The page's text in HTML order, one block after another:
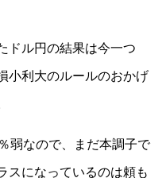
ドル円の結果は今一つ
小利大のルールのおかげ
弱なので、まだ本調子で
スになっているのは頼も